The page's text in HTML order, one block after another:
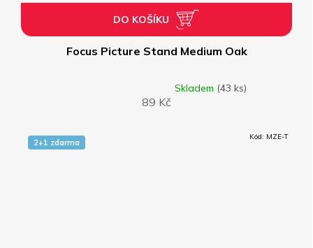
Focus Picture Stand Medium Oak
Skladem (43 ks)
89 Kč
DO KOŠÍKU
2+1 zdarma
Kód: MZE-T